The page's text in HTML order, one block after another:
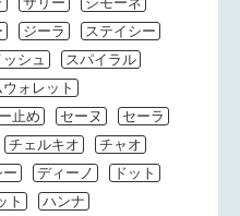
ジーラ
ステイシー
シュ
スパイラル
ォレット
止め セーヌ
セーラ
チェルキオ
チャオ
ー ディーノ
ドット
ト
ハンナ